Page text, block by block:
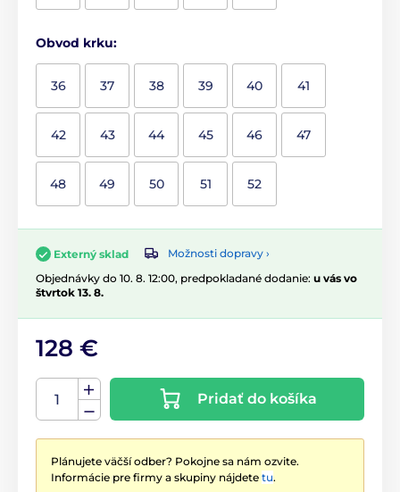
Obvod krku:
36 37 38 39 40 41
42 43 44 45 46 47
48 49 50 51 52
Externý sklad
Možnosti dopravy ›
Objednávky do 10. 8. 12:00, predpokladané dodanie: u vás vo
štvrtok 13. 8.
128 €
Pridať do košíka
Plánujete väčší odber? Pokojne sa nám ozvite.
Informácie pre firmy a skupiny nájdete tu.